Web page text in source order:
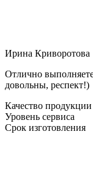
Ирина Криворотова
Отлично
довольны, респект!)
Качество продукции
Уровень сервиса
Срок изготовления